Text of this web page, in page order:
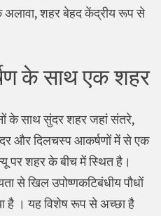
शहर बेहद केंद्रीय रूप से
के साथ एक शहर
के साथ सुंदर शहर जहां संतरे,
और दिलचस्प आकर्षणों में से एक
पर शहर के बीच में स्थित है।
से खिल उपोष्णकटिबंधीय पौधों
है । यह विशेष रूप से अच्छा है